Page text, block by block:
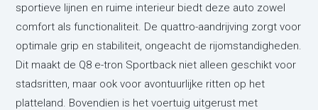
sportieve lijnen en ruime interieur biedt deze auto zowel
comfort als functionaliteit. De quattro-aandrijving zorgt voor
optimale grip en stabiliteit, ongeacht de rijomstandigheden.
Dit maakt de Q8 e-tron Sportback niet alleen geschikt voor
stadsritten, maar ook voor avontuurlijke ritten op het
platteland. Bovendien is het voertuig uitgerust met